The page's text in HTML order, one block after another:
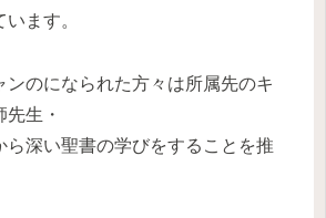
ます。
のになられた方々は所属先のキ
生・
ら深い聖書の学びをすることを推